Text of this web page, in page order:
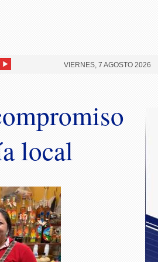
VIERNES, 7 AGOSTO 2026
local